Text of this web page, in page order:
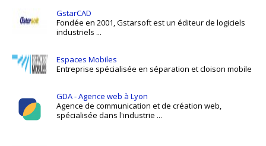
GstarCAD
Fondée en 2001, Gstarsoft est un éditeur de logiciels
industriels ...
Espaces Mobiles
Entreprise spécialisée en séparation et cloison mobile
GDA - Agence web à Lyon
Agence de communication et de création web,
spécialisée dans l'industrie ...